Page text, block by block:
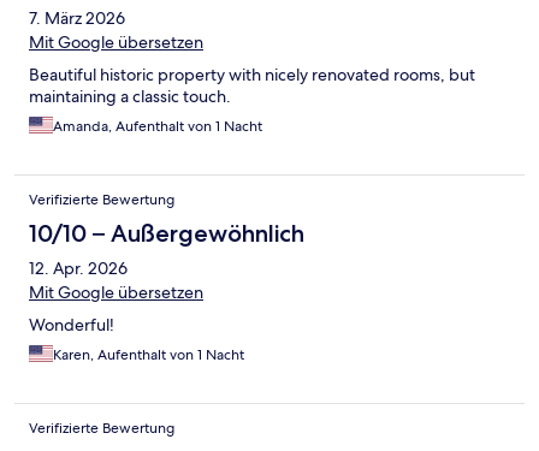
7. März 2026
Mit Google übersetzen
Beautiful historic property with nicely renovated rooms, but
maintaining a classic touch.
Amanda, Aufenthalt von 1 Nacht
Verifizierte Bewertung
10/10 – Außergewöhnlich
12. Apr. 2026
Mit Google übersetzen
Wonderful!
Karen, Aufenthalt von 1 Nacht
Verifizierte Bewertung